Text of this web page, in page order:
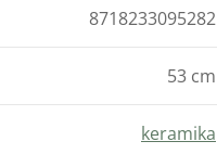
8718233095282
53 cm
keramika